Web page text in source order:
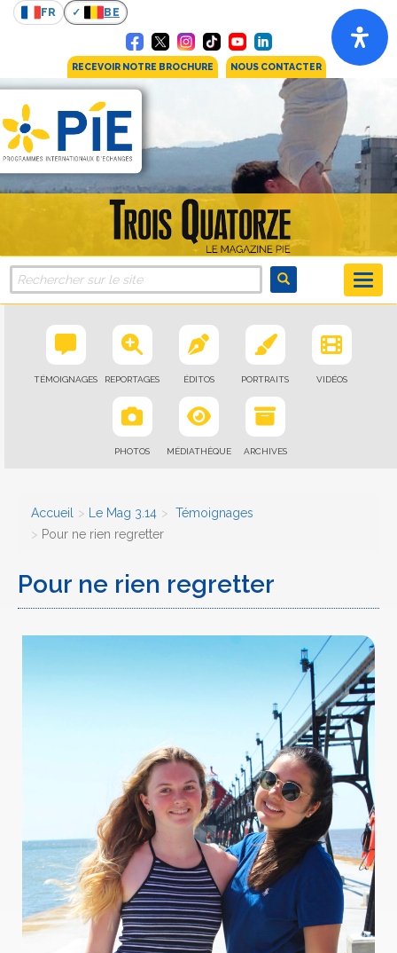
FR BE
RECEVOIR NOTRE BROCHURE NOUS CONTACTER
TÉMOIGNAGES REPORTAGES ÉDITOS PORTRAITS VIDÉOS
PHOTOS MÉDIATHÈQUE ARCHIVES
Accueil Le Mag 3.14
Témoignages
Pour ne rien regretter
Pour ne rien regretter